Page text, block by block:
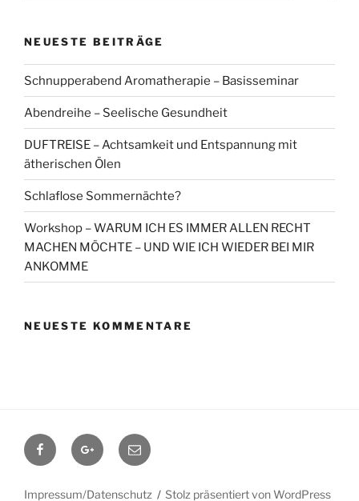
NEUESTE BEITRÄGE
Schnupperabend Aromatherapie – Basisseminar
Abendreihe – Seelische Gesundheit
DUFTREISE – Achtsamkeit und Entspannung mit
ätherischen Ölen
Schlaflose Sommernächte?
Workshop – WARUM ICH ES IMMER ALLEN RECHT
MACHEN MÖCHTE – UND WIE ICH WIEDER BEI MIR
ANKOMME
NEUESTE KOMMENTARE
FacebookGoogle+Contact
me
Impressum/Datenschutz Stolz präsentiert von WordPress